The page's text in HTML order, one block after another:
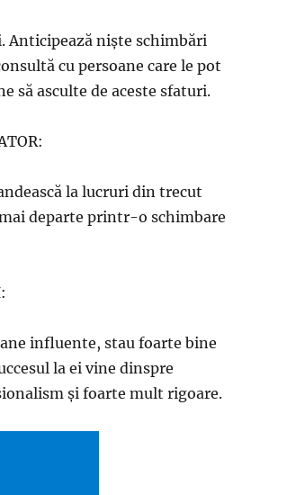
Anticipează niște schimbări
cu persoane care le pot
să asculte de aceste sfaturi.
la lucruri din trecut
departe printr-o schimbare
influente, stau foarte bine
la ei vine dinspre
și foarte mult rigoare.